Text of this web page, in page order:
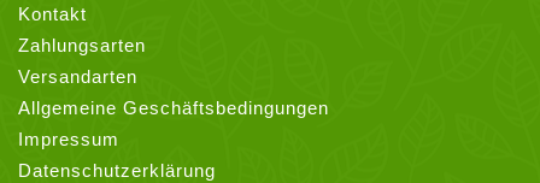
Kontakt
Zahlungsarten
Versandarten
Allgemeine Geschäftsbedingungen
Impressum
Datenschutzerklärung